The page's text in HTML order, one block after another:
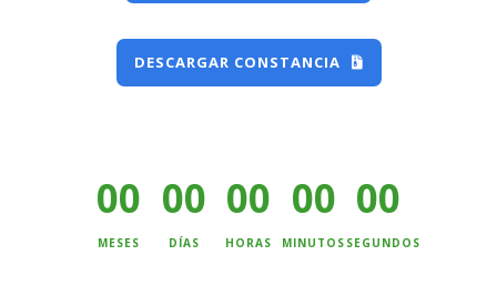
DESCARGAR CONSTANCIA
00
MESES
00
DÍAS
00
HORAS
00
MINUTOS
00
SEGUNDOS